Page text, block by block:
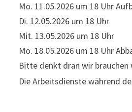
Mo. 11.05.2026 um 18 Uhr
Di. 12.05.2026 um 18 Uhr
Mit. 13.05.2026 um 18 Uhr
Mo. 18.05.2026 um 18 Uhr
Bitte denkt dran wir
Die Arbeitsdienste während